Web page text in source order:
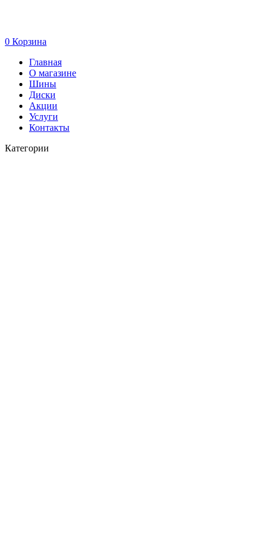
0 Корзина
Главная
О магазине
Шины
Диски
Акции
Услуги
Контакты
Категории